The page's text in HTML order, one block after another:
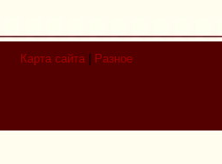
Карта сайта Разное